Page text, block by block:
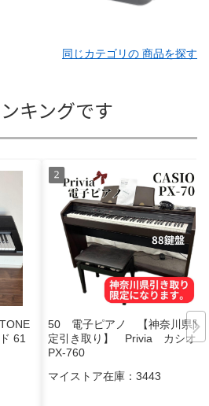
同じカテゴリの 商品を探す
キングです
61
50 電子ピアノ 【神奈川県限
定引き取り】 Privia カシオ
PX-760
マイストア在庫： 3443